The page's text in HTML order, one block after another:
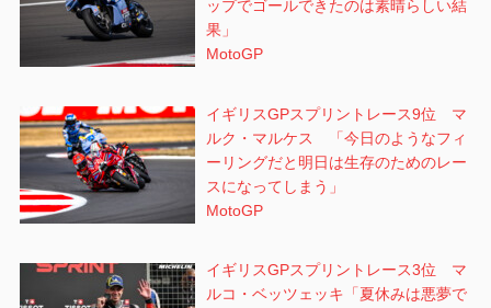
ップでゴールできたのは素晴らしい結
果」
MotoGP
イギリスGPスプリントレース9位 マ
ルク・マルケス 「今日のようなフィ
ーリングだと明日は生存のためのレー
スになってしまう」
MotoGP
イギリスGPスプリントレース3位 マ
ルコ・ベッツェッキ「夏休みは悪夢で